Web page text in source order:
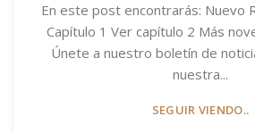
En este post encontrarás: Nuevo
Capítulo 1 Ver capítulo 2 Más
Únete a nuestro boletín de
nuestra...
SEGUIR VIENDO..